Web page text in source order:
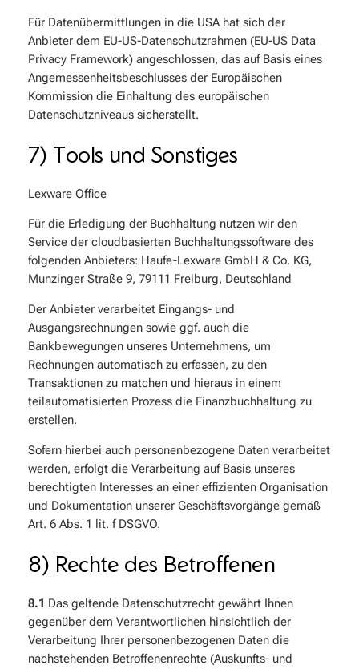
Für Datenübermittlungen in die USA hat sich der
Anbieter dem EU-US-Datenschutzrahmen (EU-US Data
Privacy Framework) angeschlossen, das auf Basis eines
Angemessenheitsbeschlusses der Europäischen
Kommission die Einhaltung des europäischen
Datenschutzniveaus sicherstellt.
7) Tools und Sonstiges
Lexware Office
Für die Erledigung der Buchhaltung nutzen wir den
Service der cloudbasierten Buchhaltungssoftware des
folgenden Anbieters: Haufe-Lexware GmbH & Co. KG,
Munzinger Straße 9, 79111 Freiburg, Deutschland
Der Anbieter verarbeitet Eingangs- und
Ausgangsrechnungen sowie ggf. auch die
Bankbewegungen unseres Unternehmens, um
Rechnungen automatisch zu erfassen, zu den
Transaktionen zu matchen und hieraus in einem
teilautomatisierten Prozess die Finanzbuchhaltung zu
erstellen.
Sofern hierbei auch personenbezogene Daten verarbeitet
werden, erfolgt die Verarbeitung auf Basis unseres
berechtigten Interesses an einer effizienten Organisation
und Dokumentation unserer Geschäftsvorgänge gemäß
Art. 6 Abs. 1 lit. f DSGVO.
8) Rechte des Betroffenen
8.1 Das geltende Datenschutzrecht gewährt Ihnen
gegenüber dem Verantwortlichen hinsichtlich der
Verarbeitung Ihrer personenbezogenen Daten die
nachstehenden Betroffenenrechte (Auskunfts- und